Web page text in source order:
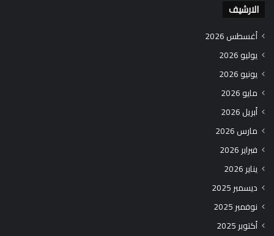
الارشيف
أغسطس 2026
يوليو 2026
يونيو 2026
مايو 2026
أبريل 2026
مارس 2026
فبراير 2026
يناير 2026
ديسمبر 2025
نوفمبر 2025
أكتوبر 2025